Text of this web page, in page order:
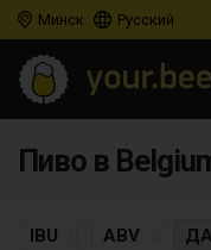
Минск Русский
Пиво в
IBU ABV